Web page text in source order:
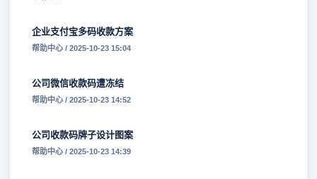
企业支付宝多码收款方案
帮助中心 / 2025-10-23 15:04
公司微信收款码遭冻结
帮助中心 / 2025-10-23 14:52
公司收款码牌子设计图案
帮助中心 / 2025-10-23 14:39